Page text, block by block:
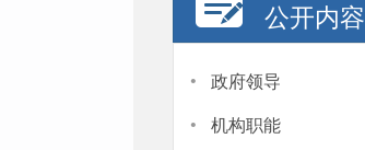
公开内容
· 政府领导
· 机构职能